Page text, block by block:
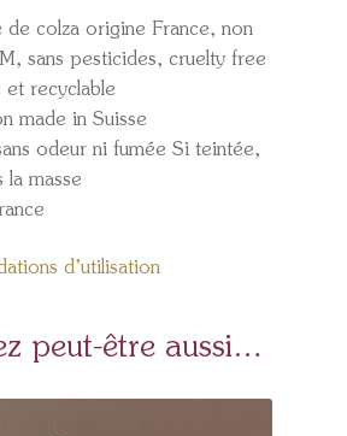
colza origine France, non
sans pesticides, cruelty free
recyclable
made in Suisse
odeur ni fumée Si teintée,
la masse
d’utilisation
peut-être aussi…